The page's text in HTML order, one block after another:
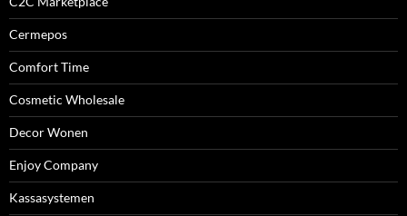
Cermepos
Comfort Time
Cosmetic Wholesale
Decor Wonen
Enjoy Company
Kassasystemen